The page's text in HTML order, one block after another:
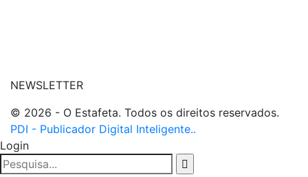
NEWSLETTER
© 2026 - O Estafeta. Todos os direitos reservados.
PDI - Publicador Digital Inteligente..
Login